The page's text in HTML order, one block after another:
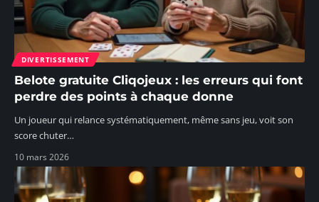
DIVERTISSEMENT
Belote gratuite Cliqojeux : les erreurs qui font
perdre des points à chaque donne
Un joueur qui relance systématiquement, même sans jeu, voit son
score chuter…
10 mars 2026